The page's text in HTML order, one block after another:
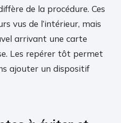
de la procédure. Ces
vus de l’intérieur, mais
arrivant une carte
Les repérer tôt permet
ajouter un dispositif